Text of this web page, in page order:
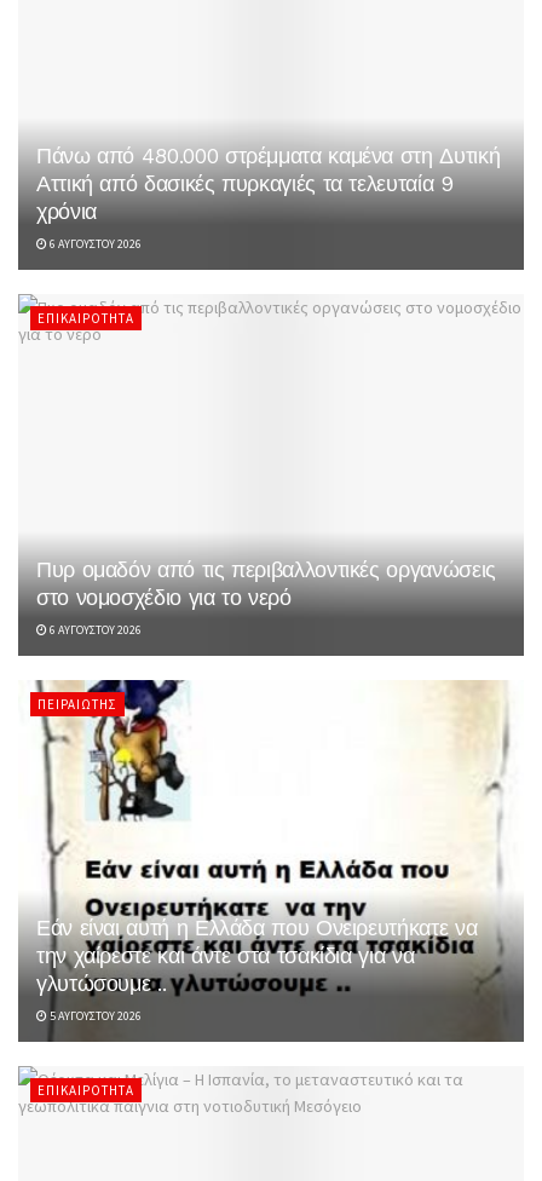
Πάνω από 480.000 στρέμματα καμένα στη Δυτική
Αττική από δασικές πυρκαγιές τα τελευταία 9
χρόνια
6 ΑΥΓΟΎΣΤΟΥ 2026
ΕΠΙΚΑΙΡΌΤΗΤΑ
Πυρ ομαδόν από τις περιβαλλοντικές οργανώσεις
στο νομοσχέδιο για το νερό
6 ΑΥΓΟΎΣΤΟΥ 2026
ΠΕΙΡΑΙΏΤΗΣ
Εάν είναι αυτή η Ελλάδα που Ονειρευτήκατε να
την χαίρεστε και άντε στα τσακίδια για να
γλυτώσουμε ..
5 ΑΥΓΟΎΣΤΟΥ 2026
ΕΠΙΚΑΙΡΌΤΗΤΑ